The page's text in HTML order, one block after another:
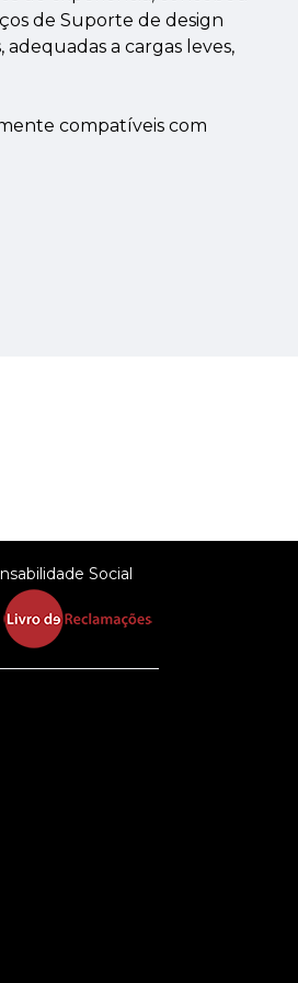
de Suporte de design
a cargas leves,
compatíveis com
Social